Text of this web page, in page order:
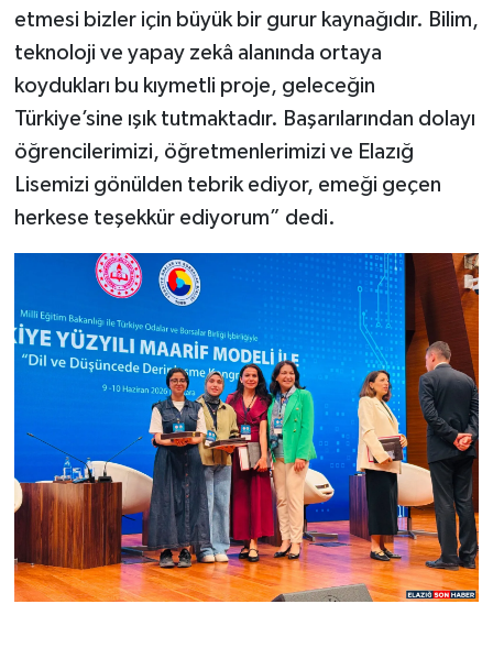
etmesi bizler için büyük bir gurur kaynağıdır. Bilim,
teknoloji ve yapay zekâ alanında ortaya
koydukları bu kıymetli proje, geleceğin
Türkiye’sine ışık tutmaktadır. Başarılarından dolayı
öğrencilerimizi, öğretmenlerimizi ve Elazığ
Lisemizi gönülden tebrik ediyor, emeği geçen
herkese teşekkür ediyorum” dedi.